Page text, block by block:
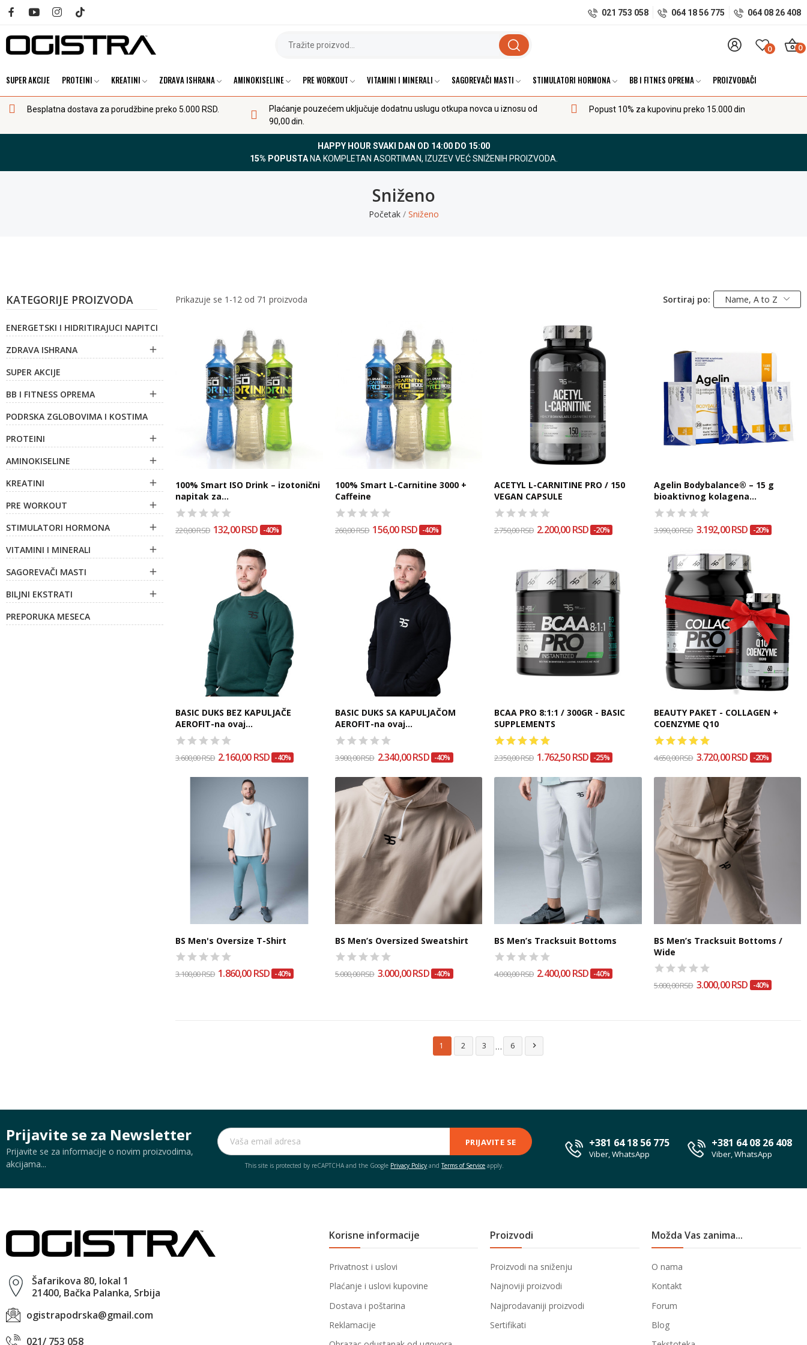
021 753 058 064 18 56 775 064 08 26 408
0 0
SUPER AKCIJE PROTEINI KREATINI ZDRAVA ISHRANA AMINOKISELINE PRE WORKOUT VITAMINI I MINERALI SAGOREVAČI MASTI STIMULATORI HORMONA BB I FITNES OPREMA PROIZVOĐAČI
Besplatna dostava za porudžbine preko 5.000 RSD.
Plaćanje pouzećem uključuje dodatnu uslugu otkupa novca u iznosu od
90,00 din.
Popust 10% za kupovinu preko 15.000 din
HAPPY HOUR SVAKI DAN OD 14:00 DO 15:00
15% POPUSTANA KOMPLETAN ASORTIMAN, IZUZEV VEĆ SNIŽENIH PROIZVODA.
Sniženo
Početak Sniženo
KATEGORIJE PROIZVODA
ENERGETSKI I HIDRITIRAJUCI NAPITCI
ZDRAVA ISHRANA

SUPER AKCIJE
BB I FITNESS OPREMA

PODRSKA ZGLOBOVIMA I KOSTIMA
PROTEINI

AMINOKISELINE 
KREATINI 
PRE WORKOUT 
STIMULATORI HORMONA 
VITAMINI I MINERALI 
SAGOREVAČI MASTI 
BILJNI EKSTRATI 
PREPORUKA MESECA
Prikazuje se 1-12 od 71 proizvoda Sortiraj po: Name, A to Z
100% Smart ISO Drink – izotonični
napitak za...
220,00 RSD 132,00 RSD -40%
100% Smart L-Carnitine 3000 +
Caffeine
260,00 RSD 156,00 RSD -40%
ACETYL L-CARNITINE PRO / 150
VEGAN CAPSULE
2.750,00 RSD 2.200,00 RSD -20%
Agelin Bodybalance® – 15 g
bioaktivnog kolagena...
3.990,00 RSD 3.192,00 RSD -20%
BASIC DUKS BEZ KAPULJAČE
AEROFIT-na ovaj...
3.600,00 RSD 2.160,00 RSD -40%
BASIC DUKS SA KAPULJAČOM
AEROFIT-na ovaj...
3.900,00 RSD 2.340,00 RSD -40%
BCAA PRO 8:1:1 / 300GR - BASIC
SUPPLEMENTS
2.350,00 RSD 1.762,50 RSD -25%
BEAUTY PAKET - COLLAGEN +
COENZYME Q10
4.650,00 RSD 3.720,00 RSD -20%
BS Men's Oversize T-Shirt
3.100,00 RSD 1.860,00 RSD -40%
BS Men’s Oversized Sweatshirt
5.000,00 RSD 3.000,00 RSD -40%
BS Men’s Tracksuit Bottoms
4.000,00 RSD 2.400,00 RSD -40%
BS Men’s Tracksuit Bottoms /
Wide
5.000,00 RSD 3.000,00 RSD -40%
1 2 3 … 6 
Prijavite se za Newsletter
Prijavite se za informacije o novim proizvodima,
akcijama...
PRIJAVITE SE
This site is protected by reCAPTCHA and the Google Privacy Policy andTerms of Service apply.
+381 64 18 56 775
Viber, WhatsApp
+381 64 08 26 408
Viber, WhatsApp
Šafarikova 80, lokal 1
21400, Bačka Palanka, Srbija
ogistrapodrska@gmail.com
021/ 753 058
Korisne informacije
Privatnost i uslovi
Plaćanje i uslovi kupovine
Dostava i poštarina
Reklamacije
Proizvodi
Proizvodi na sniženju
Najnoviji proizvodi
Najprodavaniji proizvodi
Sertifikati
Možda Vas zanima...
O nama
Kontakt
Forum
Blog